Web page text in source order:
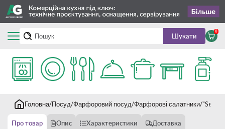
Шукати
0
Головна Посуд Фарфоровий посуд Фарфорові салатники
Про товар Опис Характеристики Доставка